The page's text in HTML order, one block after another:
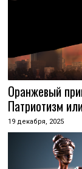
Оранжевый
Патриотизм
19 декабря, 2025